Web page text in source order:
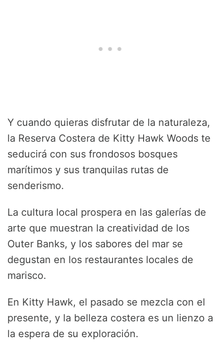
Y cuando quieras disfrutar de la naturaleza,
la Reserva Costera de Kitty Hawk Woods te
seducirá con sus frondosos bosques
marítimos y sus tranquilas rutas de
senderismo.
La cultura local prospera en las galerías de
arte que muestran la creatividad de los
Outer Banks, y los sabores del mar se
degustan en los restaurantes locales de
marisco.
En Kitty Hawk, el pasado se mezcla con el
presente, y la belleza costera es un lienzo a
la espera de su exploración.